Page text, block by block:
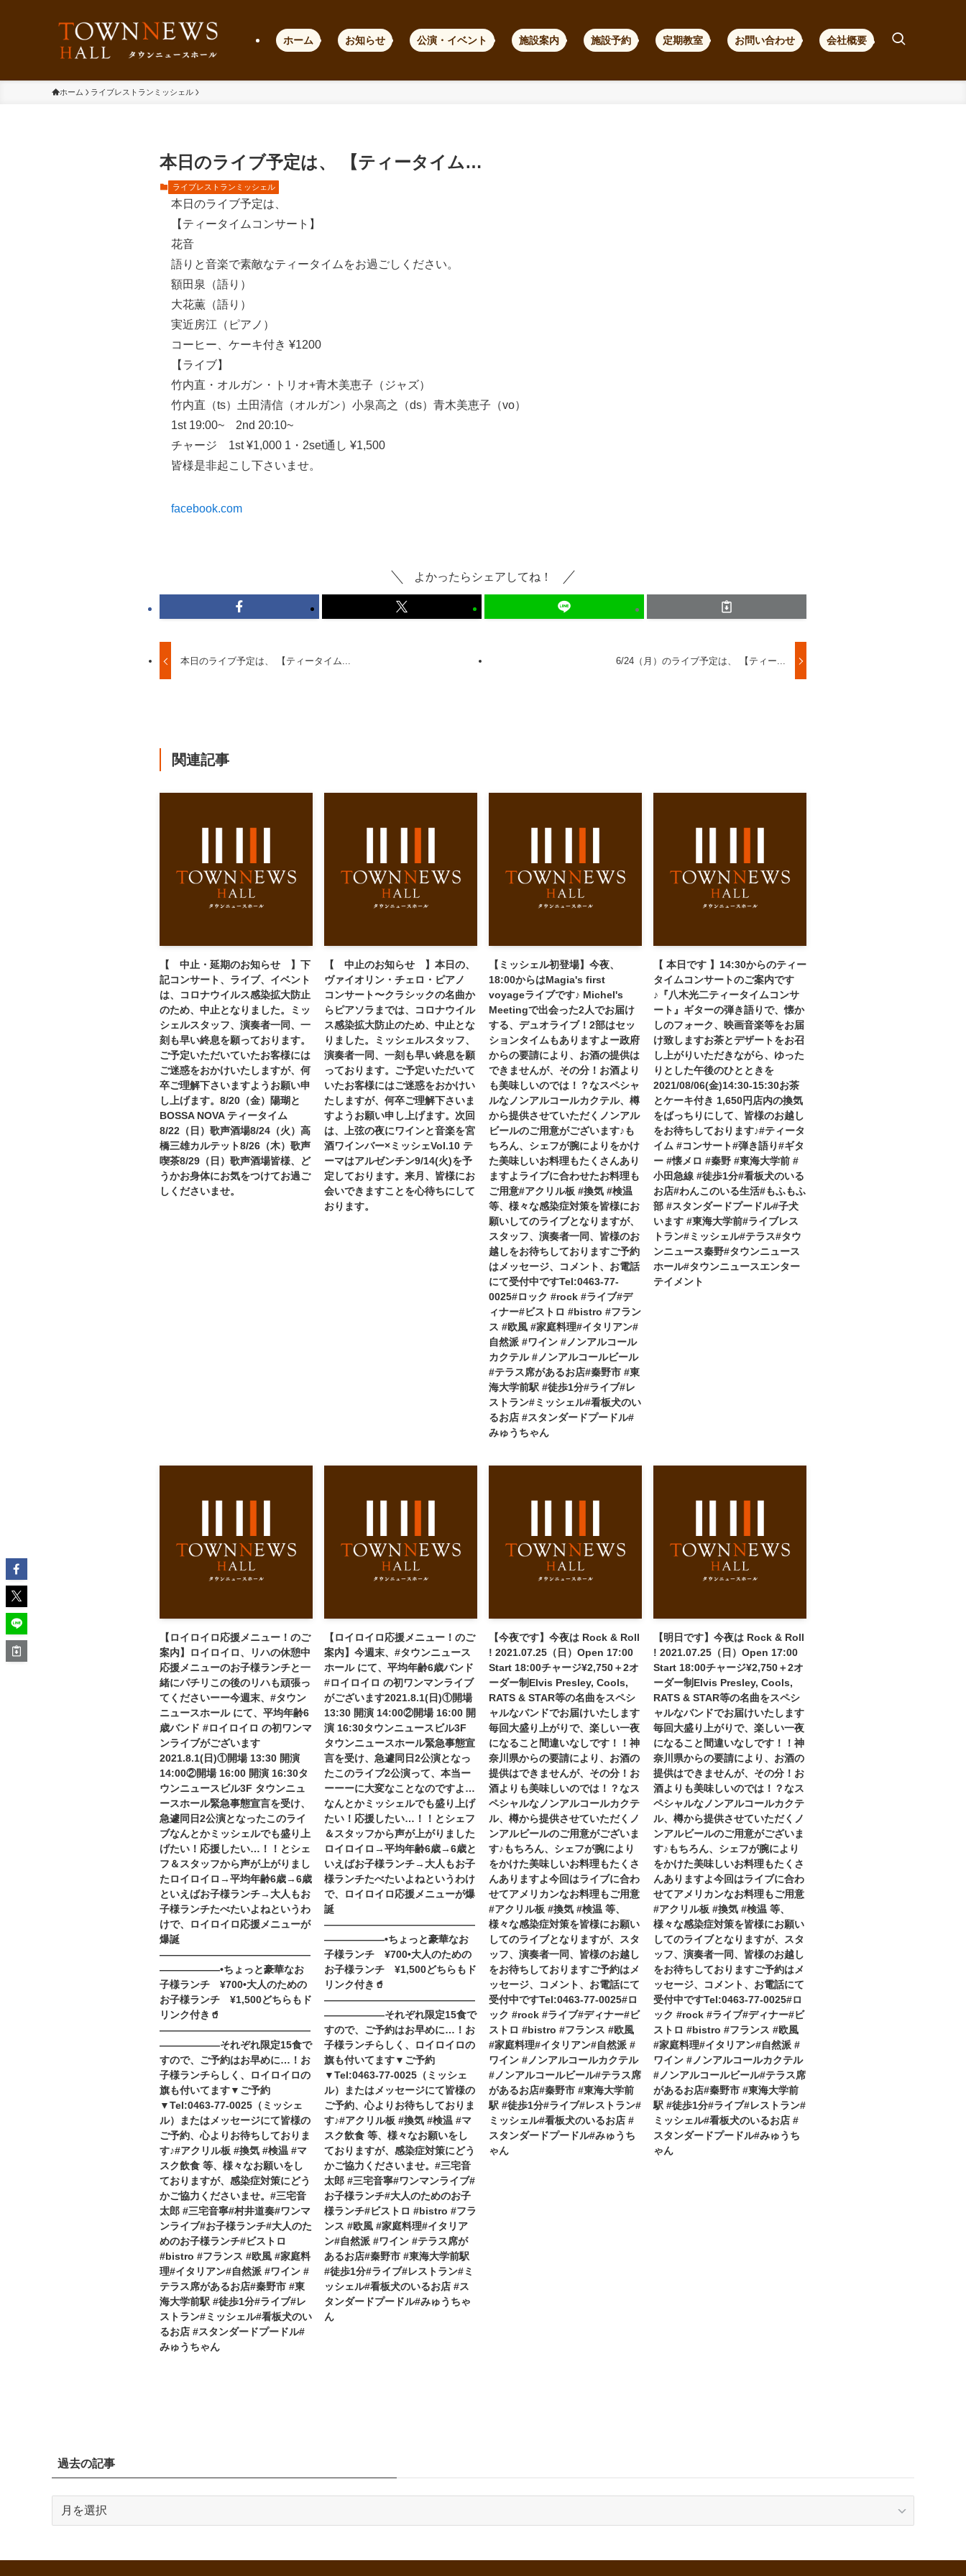
ホーム お知らせ 公演・イベント 施設案内 施設予約 定期教室 お問い合わせ 会社概要
ホーム ライブレストランミッシェル
本日のライブ予定は、 【ティータイム…
ライブレストランミッシェル
本日のライブ予定は、
【ティータイムコンサート】
花音
語りと音楽で素敵なティータイムをお過ごしください。
額田泉（語り）
大花薫（語り）
実近房江（ピアノ）
コーヒー、ケーキ付き ¥1200
【ライブ】
竹内直・オルガン・トリオ+青木美恵子（ジャズ）
竹内直（ts）土田清信（オルガン）小泉高之（ds）青木美恵子（vo）
1st 19:00~ 2nd 20:10~
チャージ 1st ¥1,000 1・2set通し ¥1,500
皆様是非起こし下さいませ。
facebook.com
よかったらシェアしてね！
本日のライブ予定は、 【ティータイム... 6/24（月）のライブ予定は、 【ティー...
関連記事
【 中止・延期のお知らせ 】下
記コンサート、ライブ、イベント
は、コロナウイルス感染拡大防止
のため、中止となりました。ミッ
シェルスタッフ、演奏者一同、一
刻も早い終息を願っております。
ご予定いただいていたお客様には
ご迷惑をおかけいたしますが、何
卒ご理解下さいますようお願い申
し上げます。8/20（金）陽瑚と
BOSSA NOVA ティータイム
8/22（日）歌声酒場8/24（火）高
橋三雄カルテット8/26（木）歌声
喫茶8/29（日）歌声酒場皆様、ど
うかお身体にお気をつけてお過ご
しくださいませ。
【 中止のお知らせ 】本日の、
ヴァイオリン・チェロ・ピアノ
コンサート〜クラシックの名曲か
らピアソラまでは、コロナウイル
ス感染拡大防止のため、中止とな
りました。ミッシェルスタッフ、
演奏者一同、一刻も早い終息を願
っております。ご予定いただいて
いたお客様にはご迷惑をおかけい
たしますが、何卒ご理解下さいま
すようお願い申し上げます。次回
は、上弦の夜にワインと音楽を宮
酒ワインバー×ミッシェVol.10 テ
ーマはアルゼンチン9/14(火)を予
定しております。来月、皆様にお
会いできますことを心待ちにして
おります。
【ミッシェル初登場】今夜、
18:00からはMagia's first
voyageライブです♪ Michel's
Meetingで出会った2人でお届け
する、デュオライブ！2部はセッ
ションタイムもありますよー政府
からの要請により、お酒の提供は
できませんが、その分！お酒より
も美味しいのでは！？なスペシャ
ルなノンアルコールカクテル、樽
から提供させていただくノンアル
ビールのご用意がございます♪も
ちろん、シェフが腕によりをかけ
た美味しいお料理もたくさんあり
ますよライブに合わせたお料理も
ご用意#アクリル板 #換気 #検温
等、様々な感染症対策を皆様にお
願いしてのライブとなりますが、
スタッフ、演奏者一同、皆様のお
越しをお待ちしておりますご予約
はメッセージ、コメント、お電話
にて受付中ですTel:0463-77-
0025#ロック #rock #ライブ#デ
ィナー#ビストロ #bistro #フラン
ス #欧風 #家庭料理#イタリアン#
自然派 #ワイン #ノンアルコール
カクテル #ノンアルコールビール
#テラス席があるお店#秦野市 #東
海大学前駅 #徒歩1分#ライブ#レ
ストラン#ミッシェル#看板犬のい
るお店 #スタンダードプードル#
みゅうちゃん
【 本日です 】14:30からのティー
タイムコンサートのご案内です
♪『八木光二ティータイムコンサ
ート』ギターの弾き語りで、懐か
しのフォーク、映画音楽等をお届
け致します️お茶とデザートをお召
し上がりいただきながら、ゆった
りとした午後のひとときを️
2021/08/06(金)14:30-15:30お茶
とケーキ付き 1,650円店内の換気
をばっちりにして、皆様のお越し
をお待ちしております♪#ティータ
イム #コンサート#弾き語り#ギタ
ー #懐メロ #秦野 #東海大学前 #
小田急線 #徒歩1分#看板犬のいる
お店#わんこのいる生活#もふもふ
部 #スタンダードプードル#子犬
います #東海大学前#ライブレス
トラン#ミッシェル#テラス#タウ
ンニュース秦野#タウンニュース
ホール#タウンニュースエンター
テイメント
【ロイロイロ応援メニュー！のご
案内】ロイロイロ、リハの休憩中
応援メニューのお子様ランチと一
緒にパチリこの後のリハも頑張っ
てくださいーー今週末、#タウン
ニュースホール にて、平均年齢6
歳バンド #ロイロイロ の初ワンマ
ンライブがございます
2021.8.1(日)①開場 13:30 開演
14:00②開場 16:00 開演 16:30タ
ウンニュースビル3F タウンニュ
ースホール緊急事態宣言を受け、
急遽同日2公演となったこのライ
ブなんとかミッシェルでも盛り上
げたい！応援したい…！！とシェ
フ＆スタッフから声が上がりまし
たロイロイロ→平均年齢6歳→6歳
といえばお子様ランチ→大人もお
子様ランチたべたいよね︎というわ
けで、ロイロイロ応援メニューが
爆誕
———————————————
——————•ちょっと豪華なお
子様ランチ ¥700•大人のための
お子様ランチ ¥1,500どちらもド
リンク付き🥤
———————————————
——————それぞれ限定15食で
すので、ご予約はお早めに…！お
子様ランチらしく、ロイロイロの
旗も付いてます▼ご予約
▼Tel:0463-77-0025（ミッシェ
ル）またはメッセージにて皆様の
ご予約、心よりお待ちしておりま
す♪#アクリル板 #換気 #検温 #マ
スク飲食 等、様々なお願いをし
ておりますが、感染症対策にどう
かご協力くださいませ。#三宅音
太郎 #三宅音寧#村井道奏#ワンマ
ンライブ#お子様ランチ#大人のた
めのお子様ランチ#ビストロ
#bistro #フランス #欧風 #家庭料
理#イタリアン#自然派 #ワイン #
テラス席があるお店#秦野市 #東
海大学前駅 #徒歩1分#ライブ#レ
ストラン#ミッシェル#看板犬のい
るお店 #スタンダードプードル#
みゅうちゃん
【ロイロイロ応援メニュー！のご
案内】今週末、#タウンニュース
ホール にて、平均年齢6歳バンド
#ロイロイロ の初ワンマンライブ
がございます2021.8.1(日)①開場
13:30 開演 14:00②開場 16:00 開
演 16:30タウンニュースビル3F
タウンニュースホール緊急事態宣
言を受け、急遽同日2公演となっ
たこのライブ2公演って、本当ー
ーーーに大変なことなのですよ…
なんとかミッシェルでも盛り上げ
たい！応援したい…！！とシェフ
＆スタッフから声が上がりました
ロイロイロ→平均年齢6歳→6歳と
いえばお子様ランチ→大人もお子
様ランチたべたいよね︎というわけ
で、ロイロイロ応援メニューが爆
誕
———————————————
——————•ちょっと豪華なお
子様ランチ ¥700•大人のための
お子様ランチ ¥1,500どちらもド
リンク付き🥤
———————————————
——————それぞれ限定15食で
すので、ご予約はお早めに…！お
子様ランチらしく、ロイロイロの
旗も付いてます▼ご予約
▼Tel:0463-77-0025（ミッシェ
ル）またはメッセージにて皆様の
ご予約、心よりお待ちしておりま
す♪#アクリル板 #換気 #検温 #マ
スク飲食 等、様々なお願いをし
ておりますが、感染症対策にどう
かご協力くださいませ。#三宅音
太郎 #三宅音寧#ワンマンライブ#
お子様ランチ#大人のためのお子
様ランチ#ビストロ #bistro #フラ
ンス #欧風 #家庭料理#イタリア
ン#自然派 #ワイン #テラス席が
あるお店#秦野市 #東海大学前駅
#徒歩1分#ライブ#レストラン#ミ
ッシェル#看板犬のいるお店 #ス
タンダードプードル#みゅうちゃ
ん
【今夜です】今夜は Rock & Roll
! 2021.07.25（日）Open 17:00
Start 18:00チャージ¥2,750＋2オ
ーダー制Elvis Presley, Cools,
RATS & STAR等の名曲をスペシ
ャルなバンドでお届けいたします
毎回大盛り上がりで、楽しい一夜
になること間違いなしです！！神
奈川県からの要請により、お酒の
提供はできませんが、その分！お
酒よりも美味しいのでは！？なス
ペシャルなノンアルコールカクテ
ル、樽から提供させていただくノ
ンアルビールのご用意がございま
す♪もちろん、シェフが腕により
をかけた美味しいお料理もたくさ
んありますよ今回はライブに合わ
せてアメリカンなお料理もご用意
#アクリル板 #換気 #検温 等、
様々な感染症対策を皆様にお願い
してのライブとなりますが、スタ
ッフ、演奏者一同、皆様のお越し
をお待ちしておりますご予約はメ
ッセージ、コメント、お電話にて
受付中ですTel:0463-77-0025#ロ
ック #rock #ライブ#ディナー#ビ
ストロ #bistro #フランス #欧風
#家庭料理#イタリアン#自然派 #
ワイン #ノンアルコールカクテル
#ノンアルコールビール#テラス席
があるお店#秦野市 #東海大学前
駅 #徒歩1分#ライブ#レストラン#
ミッシェル#看板犬のいるお店 #
スタンダードプードル#みゅうち
ゃん
【明日です】今夜は Rock & Roll
! 2021.07.25（日）Open 17:00
Start 18:00チャージ¥2,750＋2オ
ーダー制Elvis Presley, Cools,
RATS & STAR等の名曲をスペシ
ャルなバンドでお届けいたします
毎回大盛り上がりで、楽しい一夜
になること間違いなしです！！神
奈川県からの要請により、お酒の
提供はできませんが、その分！お
酒よりも美味しいのでは！？なス
ペシャルなノンアルコールカクテ
ル、樽から提供させていただくノ
ンアルビールのご用意がございま
す♪もちろん、シェフが腕により
をかけた美味しいお料理もたくさ
んありますよ今回はライブに合わ
せてアメリカンなお料理もご用意
#アクリル板 #換気 #検温 等、
様々な感染症対策を皆様にお願い
してのライブとなりますが、スタ
ッフ、演奏者一同、皆様のお越し
をお待ちしておりますご予約はメ
ッセージ、コメント、お電話にて
受付中ですTel:0463-77-0025#ロ
ック #rock #ライブ#ディナー#ビ
ストロ #bistro #フランス #欧風
#家庭料理#イタリアン#自然派 #
ワイン #ノンアルコールカクテル
#ノンアルコールビール#テラス席
があるお店#秦野市 #東海大学前
駅 #徒歩1分#ライブ#レストラン#
ミッシェル#看板犬のいるお店 #
スタンダードプードル#みゅうち
ゃん
過去の記事
記